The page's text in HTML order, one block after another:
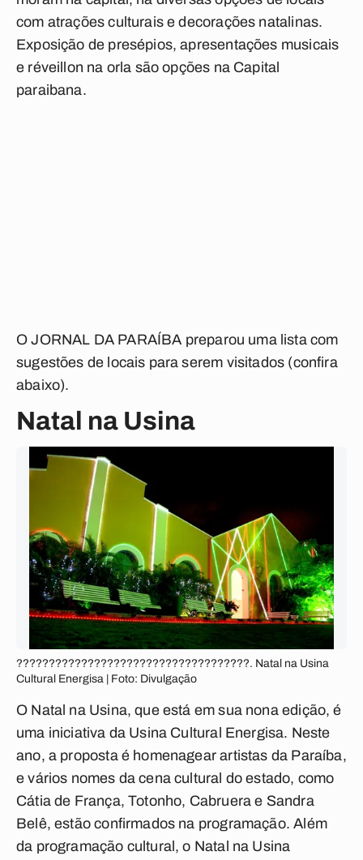
com atrações culturais e decorações natalinas.
Exposição de presépios, apresentações musicais
e réveillon na orla são opções na Capital
paraibana.
OJORNAL DA PARAÍBA preparou uma lista com
sugestões de locais para serem visitados (confira
abaixo).
Natal na Usina
????????????????????????????????????. Natal na Usina
Cultural Energisa | Foto: Divulgação
O Natal na Usina, que está em sua nona edição, é
uma iniciativa da Usina Cultural Energisa. Neste
ano, a proposta é homenagear artistas da Paraíba,
e vários nomes da cena cultural do estado, como
Cátia de França, Totonho, Cabruera e Sandra
Belê, estão confirmados na programação. Além
da programação cultural, o Natal na Usina